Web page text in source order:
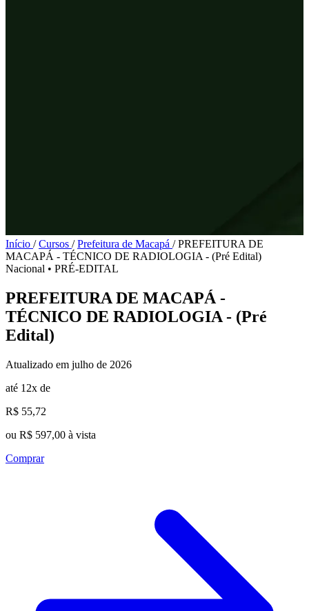
Início / Cursos / Prefeitura de Macapá / PREFEITURA DE
MACAPÁ - TÉCNICO DE RADIOLOGIA - (Pré Edital)
Nacional • PRÉ-EDITAL
PREFEITURA DE MACAPÁ -
TÉCNICO DE RADIOLOGIA - (Pré
Edital)
Atualizado em julho de 2026
até 12x de
R$ 55,72
ou R$ 597,00 à vista
Comprar